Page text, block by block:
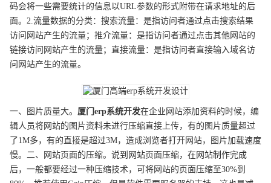
码会将一些需要统计的信息以URL参数的形式附带在请求地址的后
面。2.流量数据的分类：搜索流量：是指访问者通过点击搜索结果
访问网站产生的流量；推介流量：是指访问者通过点击其他网站的
链接访问网站产生的流量；直接流量：是指访问者直接输入域名访
问网站产生的流量。
一、图片质量大。 厦门 erp系统开发在企业网站添加资料的时候，编
辑人员将网站的图片资料未进行压缩直接上传，有的图片质量超过
了1M多，有的直接是超过3M，造成浏览者打开网站，图片加载速度
慢。二、网站页面的压缩。说到网站页面压缩，在网站制作完成
后，一般都要经过一种压缩技术，可将网站的页面压缩至30%到